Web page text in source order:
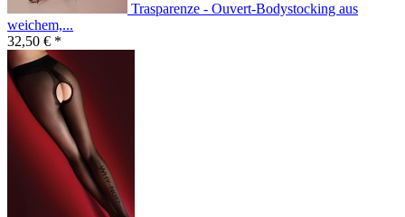
Trasparenze - Ouvert-Bodystocking aus
weichem,...
32,50 € *